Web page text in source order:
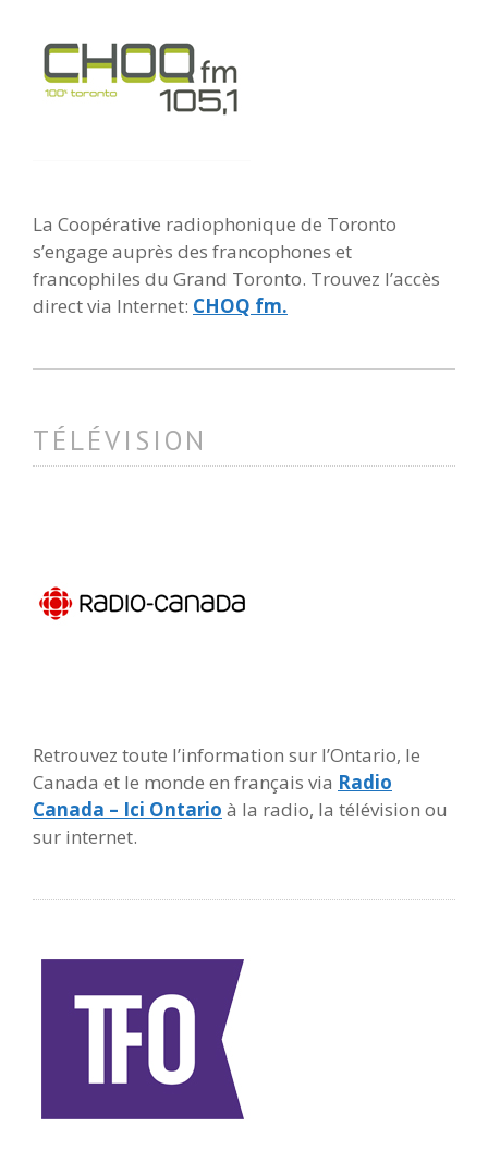
La Coopérative radiophonique de Toronto
s’engage auprès des francophones et
francophiles du Grand Toronto. Trouvez l’accès
direct via Internet: CHOQ fm.
TÉLÉVISION
Retrouvez toute l’information sur l’Ontario, le
Canada et le monde en français via Radio
Canada – Ici Ontario à la radio, la télévision ou
sur internet.